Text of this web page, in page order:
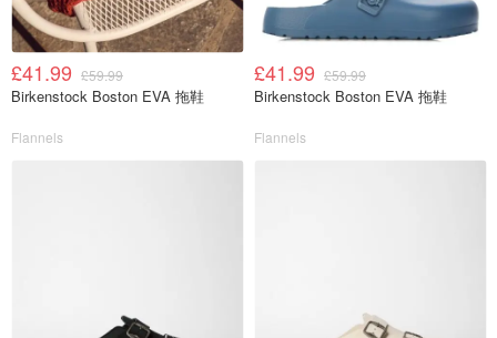
£41.99 £59.99
Birkenstock Boston EVA 拖鞋
Flannels
£41.99 £59.99
Birkenstock Boston EVA 拖鞋
Flannels